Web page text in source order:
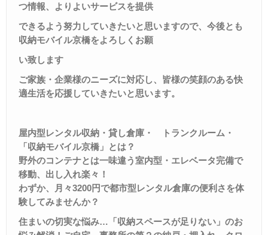
つ情報、よりよいサービスを提供
できるよう努力していきたいと思いますので、今後とも
収納モバイル京橋をよろしくお願
い致します
ご家族・企業様のニーズに対応し、皆様の笑顔のある快
適生活を応援していきたいと思います。
屋内型レンタル収納・貸し倉庫・
トランクルーム・
「収納モバイル京橋」とは？
野外のコンテナとは一味違う室内型・エレベータ完備で
移動、出し入れ楽々！
わずか、月々3200円で都市型レンタル倉庫の便利さを体
験してみませんか？
住まいの切実な悩み… 「収納スペースが足りない」のお